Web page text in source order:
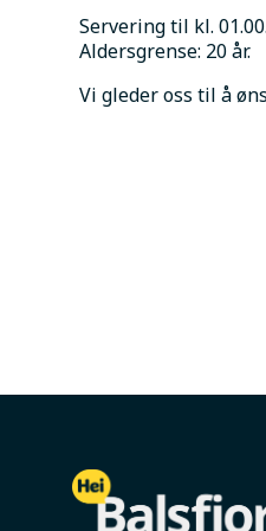
Servering til kl.
Aldersgrense: 20 år.
Vi gleder oss til å